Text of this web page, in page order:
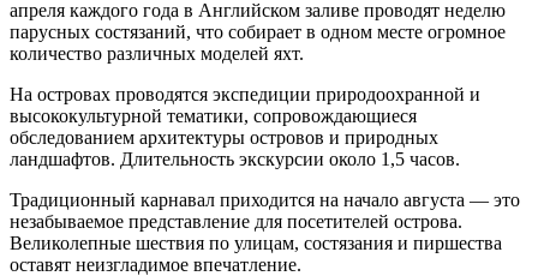
апреля каждого года в Английском заливе проводят неделю
парусных состязаний, что собирает в одном месте огромное
количество различных моделей яхт.
На островах проводятся экспедиции природоохранной и
высококультурной тематики, сопровождающиеся
обследованием архитектуры островов и природных
ландшафтов. Длительность экскурсии около 1,5 часов.
Традиционный карнавал приходится на начало августа — это
незабываемое представление для посетителей острова.
Великолепные шествия по улицам, состязания и пиршества
оставят неизгладимое впечатление.